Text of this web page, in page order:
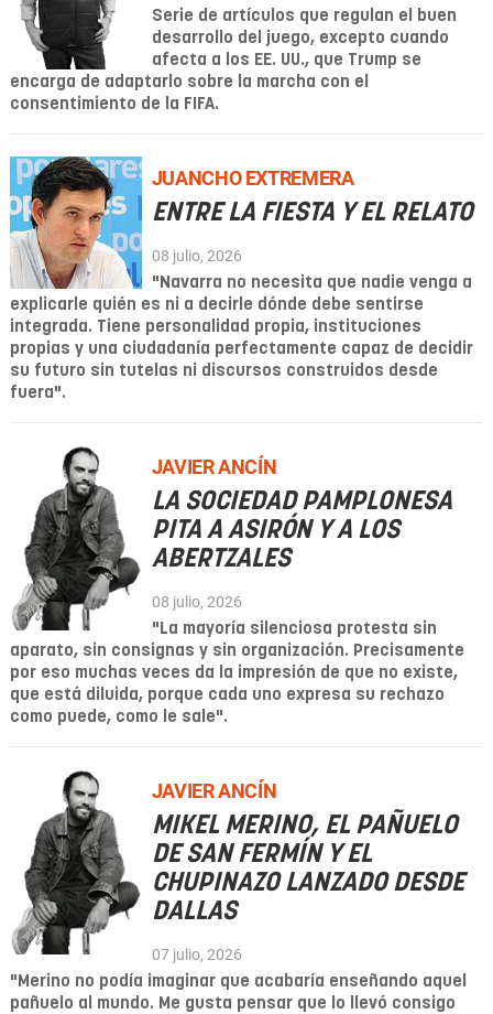
Serie de artículos que regulan el buen
desarrollo del juego, excepto cuando
afecta a los EE. UU., que Trump se
encarga de adaptarlo sobre la marcha con el
consentimiento de la FIFA.
JUANCHO EXTREMERA
ENTRE LA FIESTA Y EL RELATO
08 julio, 2026
"Navarra no necesita que nadie venga a
explicarle quién es ni a decirle dónde debe sentirse
integrada. Tiene personalidad propia, instituciones
propias y una ciudadanía perfectamente capaz de decidir
su futuro sin tutelas ni discursos construidos desde
fuera".
JAVIER ANCÍN
LA SOCIEDAD PAMPLONESA
PITA A ASIRÓN Y A LOS
ABERTZALES
08 julio, 2026
"La mayoría silenciosa protesta sin
aparato, sin consignas y sin organización. Precisamente
por eso muchas veces da la impresión de que no existe,
que está diluida, porque cada uno expresa su rechazo
como puede, como le sale".
JAVIER ANCÍN
MIKEL MERINO, EL PAÑUELO
DE SAN FERMÍN Y EL
CHUPINAZO LANZADO DESDE
DALLAS
07 julio, 2026
"Merino no podía imaginar que acabaría enseñando aquel
pañuelo al mundo. Me gusta pensar que lo llevó consigo